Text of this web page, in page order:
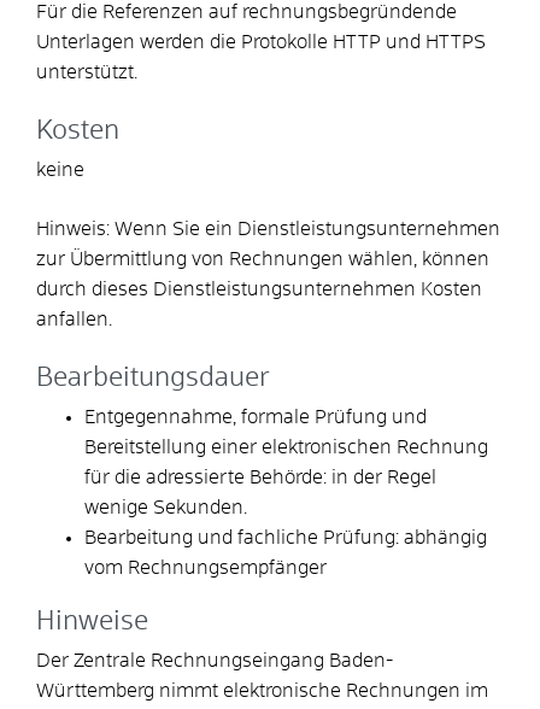
Für die Referenzen auf rechnungsbegründende
Unterlagen werden die Protokolle HTTP und HTTPS
unterstützt.
Kosten
keine
Hinweis: Wenn Sie ein Dienstleistungsunternehmen
zur Übermittlung von Rechnungen wählen, können
durch dieses Dienstleistungsunternehmen Kosten
anfallen.
Bearbeitungsdauer
Entgegennahme, formale Prüfung und
Bereitstellung einer elektronischen Rechnung
für die adressierte Behörde: in der Regel
wenige Sekunden.
Bearbeitung und fachliche Prüfung: abhängig
vom Rechnungsempfänger
Hinweise
Der Zentrale Rechnungseingang Baden-
Württemberg nimmt elektronische Rechnungen im